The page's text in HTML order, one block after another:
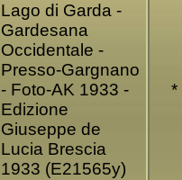
Lago di Garda -
Gardesana
Occidentale -
Presso-Gargnano
- Foto-AK 1933 -
Edizione
Giuseppe de
Lucia Brescia
1933 (E21565y)
*